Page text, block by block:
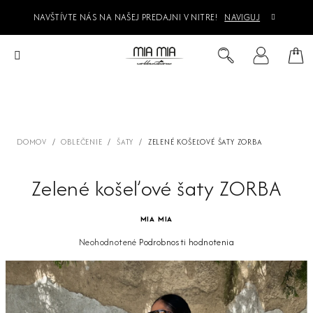
obsah
NAVŠTÍVTE NÁS NA NAŠEJ PREDAJNI V NITRE! NAVIGUJ
DOMOV / OBLEČENIE / ŠATY / ZELENÉ KOŠEĽOVÉ ŠATY ZORBA
Zelené košeľové šaty ZORBA
MIA MIA
Priemerné
produktu
je
0,0
Neohodnotené Podrobnosti hodnotenia